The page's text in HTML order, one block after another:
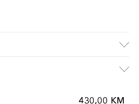
430,00 KM